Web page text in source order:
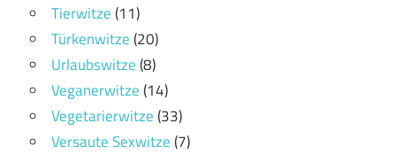
Tierwitze(11)
Türkenwitze(20)
Urlaubswitze(8)
Veganerwitze(14)
Vegetarierwitze(33)
Versaute Sexwitze(7)